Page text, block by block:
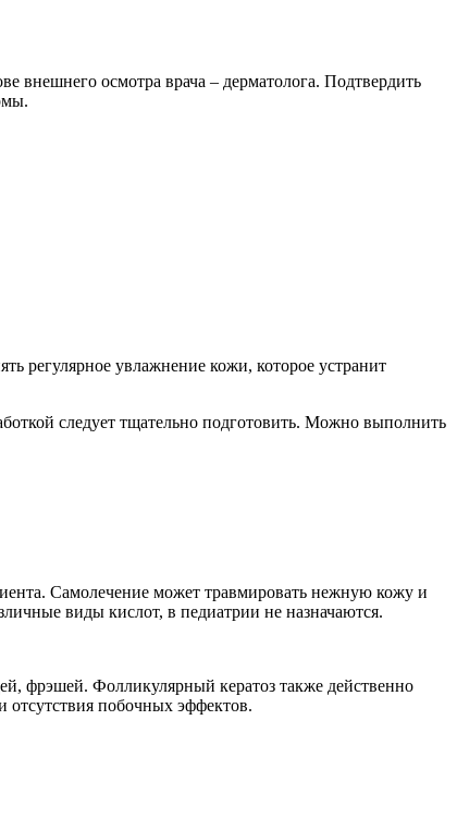
внешнего осмотра врача – дерматолога. Подтвердить
регулярное увлажнение кожи, которое устранит
следует тщательно подготовить. Можно выполнить
Самолечение может травмировать нежную кожу и
виды кислот, в педиатрии не назначаются.
фрэшей. Фолликулярный кератоз также действенно
побочных эффектов.